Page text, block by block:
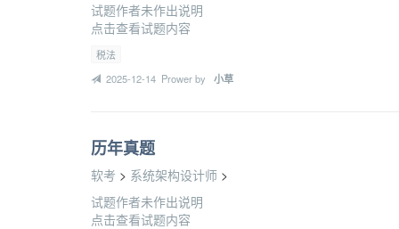
试题作者未作出说明
点击查看试题内容
税法
2025-12-14 Prower by 小草
历年真题
软考 > 系统架构设计师 >
试题作者未作出说明
点击查看试题内容